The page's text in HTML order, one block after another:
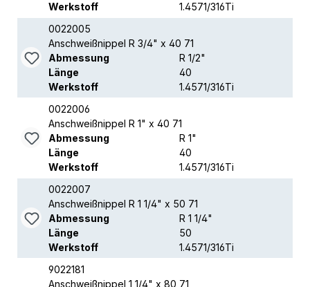
Werkstoff
1.4571/316Ti
0022005
Anschweißnippel R 3/4" x 40 71
Abmessung
R 1/2"
Länge
40
Werkstoff
1.4571/316Ti
0022006
Anschweißnippel R 1" x 40 71
Abmessung
R 1"
Länge
40
Werkstoff
1.4571/316Ti
0022007
Anschweißnippel R 1 1/4" x 50 71
Abmessung
R 1 1/4"
Länge
50
Werkstoff
1.4571/316Ti
9022181
Anschweißnippel 1 1/4" x 80 71